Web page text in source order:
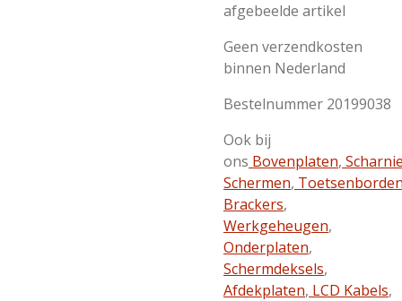
afgebeelde artikel
Geen verzendkosten
binnen Nederland
Bestelnummer 20199038
Ook bij
ons Bovenplaten,
Schermen,
Brackers,
Werkgeheugen,
Onderplaten,
Schermdeksels,
Afdekplaten, LCD Kabels,